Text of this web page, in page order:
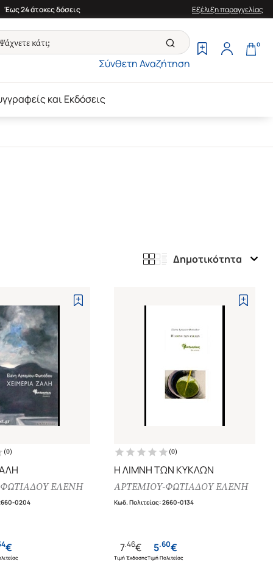
Έως 24 άτοκες δόσεις Εξέλιξη παραγγελίας
Σύνθετη Αναζήτηση
0
και Εκδόσεις
Δημοτικότητα
(0)
ΕΛΕΝΗ
0204
€
(0)
Η ΛΙΜΝΗ ΤΩΝ ΚΥΚΛΩΝ
ΑΡΤΕΜΙΟΥ-ΦΩΤΙΑΔΟΥ ΕΛΕΝΗ
Κωδ. Πολιτείας:2660-0134
7.46€
Τιμή Έκδοσης
5.60€
Τιμή Πολιτείας